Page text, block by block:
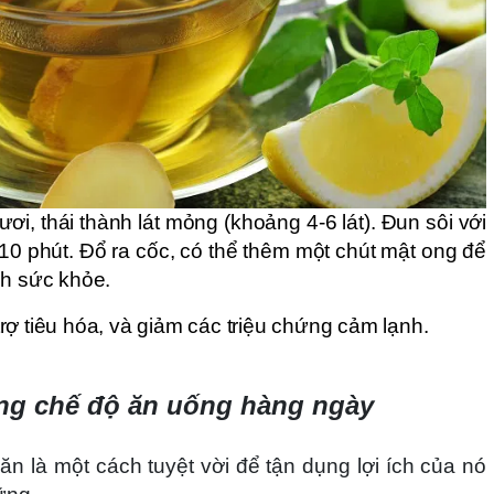
thái thành lát mỏng (khoảng 4-6 lát). Đun sôi với
phút. Đổ ra cốc, có thể thêm một chút mật ong để
sức khỏe.
tiêu hóa, và giảm các triệu chứng cảm lạnh.
chế độ ăn uống hàng ngày
là một cách tuyệt vời để tận dụng lợi ích của nó